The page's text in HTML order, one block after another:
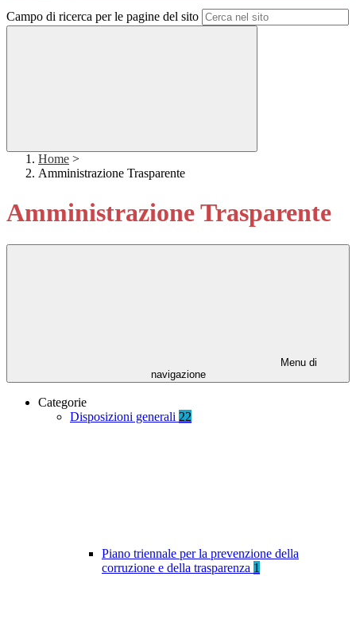
Campo di ricerca per le pagine del sito
Home >
Amministrazione Trasparente
Amministrazione Trasparente
Menu di
navigazione
Categorie
Disposizioni generali 22
Piano triennale per la prevenzione della
corruzione e della trasparenza 1